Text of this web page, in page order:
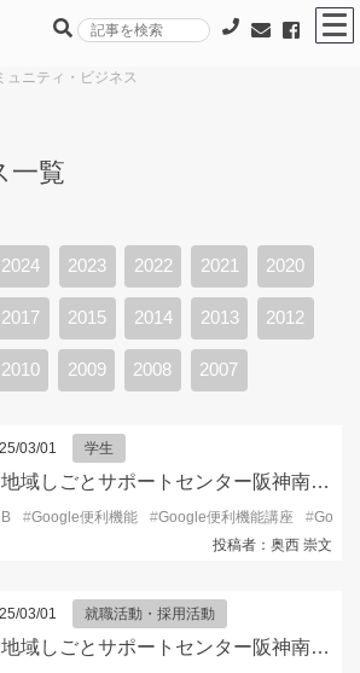
ュニティ・ビジネス
一覧
2024 2023 2022 2021 2020
2017 2015 2014 2013 2012
2010 2009 2008 2007
03/01 学生
【地域しごとサポートセンター阪神南ブランチ105からのお知らせ】初心者向けパソコン便利スキル②（Googleの便利機能編）
#Google便利機能 #Google便利機能講座 #
投稿者：奥西 崇文
03/01 就職活動・採用活動
【地域しごとサポートセンター阪神南ブランチ105からのお知らせ】初心者向けパソコン便利スキル①（Microsoft Word／Microsoft Excel編）